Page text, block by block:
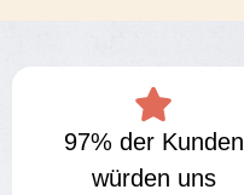
97% der Kunden
würden uns